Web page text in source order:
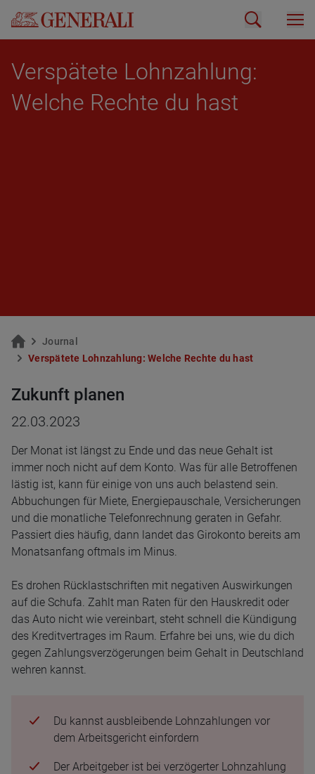
Ver­spä­te­te Lohn­zah­lung:
Wel­che Rech­te du hast
Jour­nal
Ver­spä­te­te Lohn­zah­lung: Wel­che Rech­te du hast
Zukunft planen
22.03.2023
Der Monat ist längst zu Ende und das neue Gehalt ist
immer noch nicht auf dem Konto. Was für alle Betroffenen
lästig ist, kann für einige von uns auch belastend sein.
Abbuchungen für Miete, Energiepauschale, Versicherungen
und die monatliche Telefonrechnung geraten in Gefahr.
Passiert dies häufig, dann landet das Girokonto bereits am
Monatsanfang oftmals im Minus.
Es drohen Rücklastschriften mit negativen Auswirkungen
auf die Schufa. Zahlt man Raten für den Hauskredit oder
das Auto nicht wie vereinbart, steht schnell die Kündigung
des Kreditvertrages im Raum. Erfahre bei uns, wie du dich
gegen Zahlungsverzögerungen beim Gehalt in Deutschland
wehren kannst.
Du kannst ausbleibende Lohnzahlungen vor
dem Arbeitsgericht einfordern
Der Arbeitgeber ist bei verzögerter Lohnzahlung